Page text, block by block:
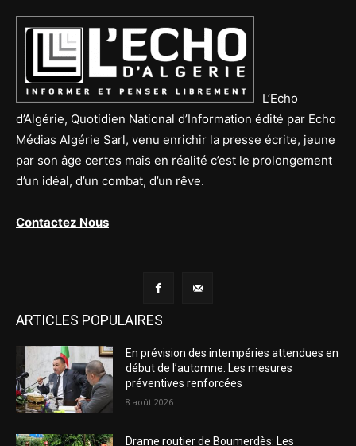
L’Echo
d’Algérie, Quotidien National d’Information édité par Echo
Médias Algérie Sarl, venu enrichir la presse écrite, jeune
par son âge certes mais en réalité c’est le prolongement
d’un idéal, d’un combat, d’un rêve.
Contactez Nous
ARTICLES POPULAIRES
En prévision des intempéries attendues en
début de l’automne: Les mesures
préventives renforcées
8 août 2026
Drame routier de Boumerdès: Les